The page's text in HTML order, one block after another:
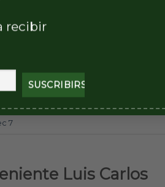
recibir
7
Luis Carlos